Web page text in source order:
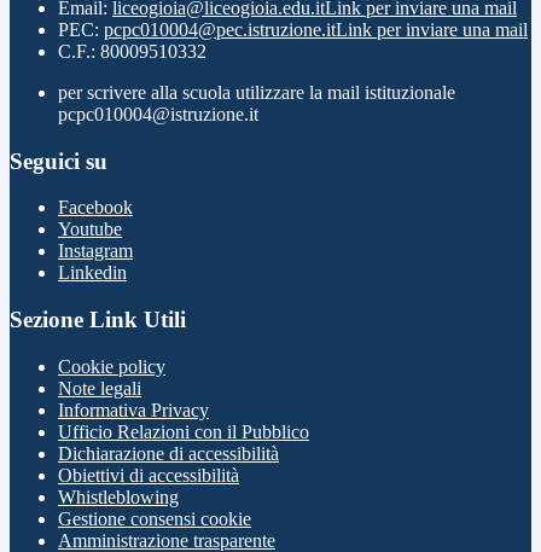
Email: liceogioia@liceogioia.edu.itLink per inviare una mail
PEC: pcpc010004@pec.istruzione.itLink per inviare una mail
C.F.: 80009510332
per scrivere alla scuola utilizzare la mail istituzionale
pcpc010004@istruzione.it
Seguici su
Facebook
Youtube
Instagram
Linkedin
Sezione Link Utili
Cookie policy
Note legali
Informativa Privacy
Ufficio Relazioni con il Pubblico
Dichiarazione di accessibilità
Obiettivi di accessibilità
Whistleblowing
Gestione consensi cookie
Amministrazione trasparente